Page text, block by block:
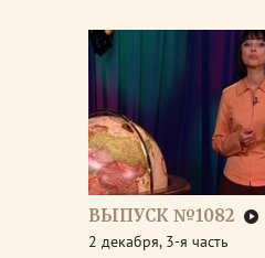
ВЫПУСК №1082
2 декабря, 3-я часть